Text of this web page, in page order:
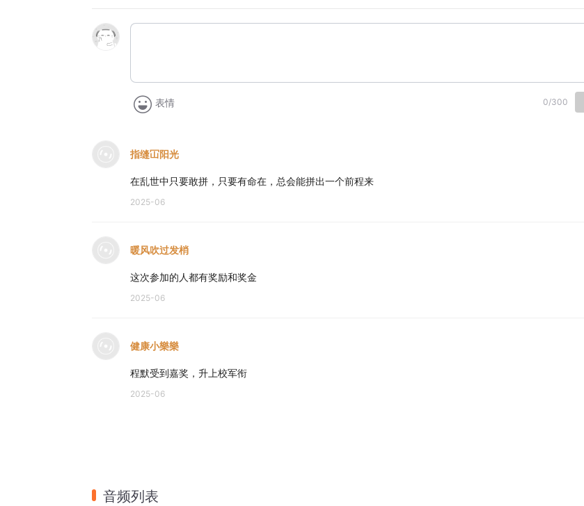
表情 0/300
指缝冚阳光
在乱世中只要敢拼，只要有命在，总会能拼出一个前程来
2025-06
暖风吹过发梢
这次参加的人都有奖励和奖金
2025-06
健康小樂樂
程默受到嘉奖，升上校军衔
2025-06
音频列表